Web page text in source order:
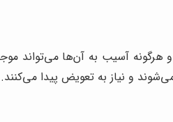
و هرگونه آسیب به آن‌ها
و نیاز به تعویض پیدا